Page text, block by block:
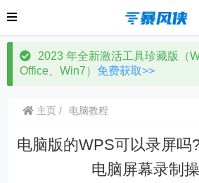
2023 年全新激活工具珍藏版（
Office、Win7） 免费获取>>
主页 电脑教程
电脑版的WPS可以录屏吗
电脑屏幕录制